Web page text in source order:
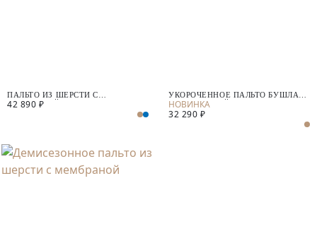
ПАЛЬТО ИЗ ШЕРСТИ С
МЕМБРАНОЙ
42 890 ₽
УКОРОЧЕННОЕ ПАЛЬТО БУШЛАТ
С МЕМБРАНОЙ
32 290 ₽